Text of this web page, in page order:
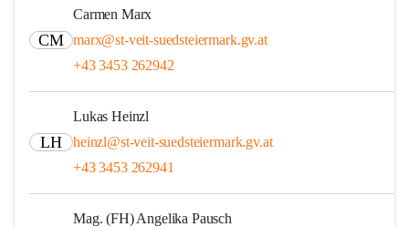
CM
Carmen Marx
marx@st-veit-suedsteiermark.gv.at
+43 3453 262942
LH
Lukas Heinzl
heinzl@st-veit-suedsteiermark.gv.at
+43 3453 262941
Mag. (FH) Angelika Pausch